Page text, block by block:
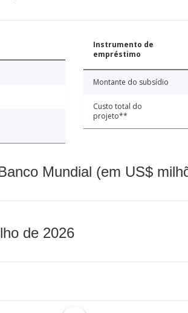
Instrumento de
empréstimo
Montante do subsídio
Custo total do
projeto**
Mundial (em US$
de 2026